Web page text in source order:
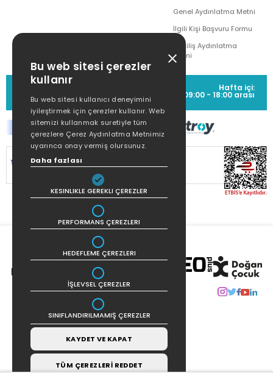
Genel Aydınlatma Metni
İlgili Kişi Başvuru Formu
Çekiliş Aydınlatma
Metni
MÜŞTERİ HİZMETLERİ
(0212) 373 77 00
Hafta içi:
09:00 - 18:00 arası
SİTEMİZ
KORUNMAKTADIR.
Bu web sitesi çerezler
kullanır
Bu web sitesi kullanıcı deneyimini
iyileştirmek için çerezler kullanır. Web
sitemizi kullanmak suretiyle tüm
çerezlere Çerez Aydınlatma Metnimiz
uyarınca onay vermiş olursunuz.
Daha fazlası
KESINLIKLE GEREKLI ÇEREZLER
PERFORMANS ÇEREZLERI
HEDEFLEME ÇEREZLERI
İŞLEVSEL ÇEREZLER
SINIFLANDIRILMAMIŞ ÇEREZLER
KAYDET VE KAPAT
TÜM ÇEREZLERİ REDDET